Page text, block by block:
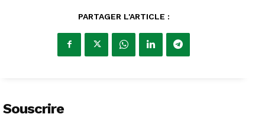
PARTAGER L'ARTICLE :
Souscrire